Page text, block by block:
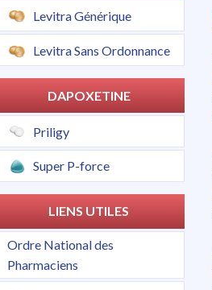
Levitra Générique
Levitra Sans Ordonnance
DAPOXETINE
Priligy
Super P-force
LIENS UTILES
Ordre National des
Pharmaciens